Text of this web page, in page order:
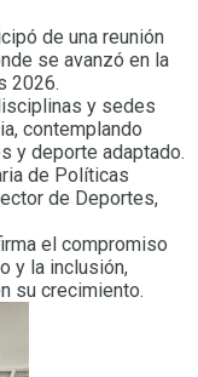
de una reunión
se avanzó en la
2026.
y sedes
contemplando
y deporte adaptado.
de Políticas
de Deportes,
el compromiso
y la inclusión,
su crecimiento.